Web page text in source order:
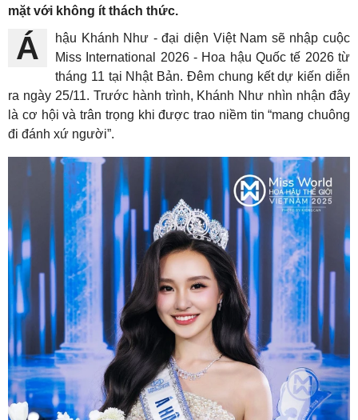
mặt với không ít thách thức.
Á hậu Khánh Như - đại diện Việt Nam sẽ nhập cuộc
Miss International 2026 - Hoa hậu Quốc tế 2026 từ
tháng 11 tại Nhật Bản. Đêm chung kết dự kiến diễn
ra ngày 25/11. Trước hành trình, Khánh Như nhìn nhận đây
là cơ hội và trân trọng khi được trao niềm tin “mang chuông
đi đánh xứ người”.